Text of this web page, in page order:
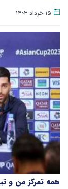
۱۵ خرداد ۱۴۰۳
همه تمرکز من و